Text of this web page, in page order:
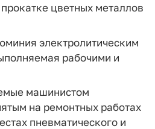
цветных металлов
электролитическим
рабочими и
машинистом
на ремонтных работах
пневматического и